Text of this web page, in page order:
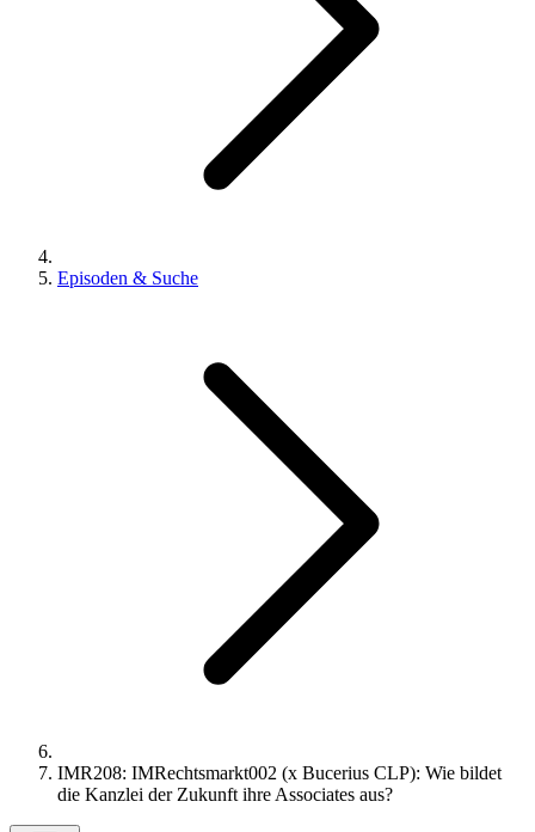
Episoden & Suche
IMR208: IMRechtsmarkt002 (x Bucerius CLP): Wie bildet
die Kanzlei der Zukunft ihre Associates aus?